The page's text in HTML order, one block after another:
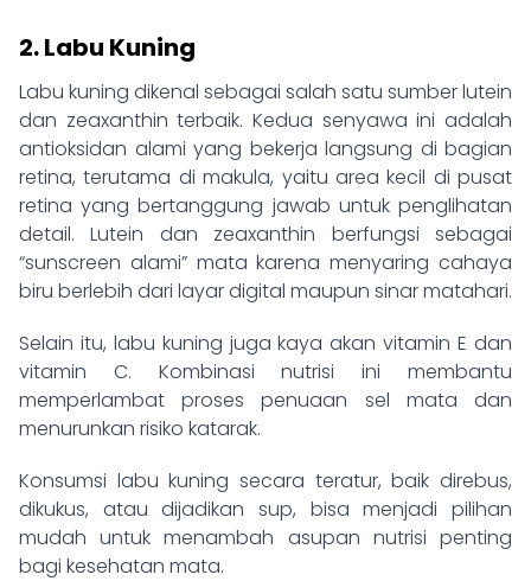
2. Labu Kuning
Labu kuning dikenal sebagai salah satu sumber lutein
dan zeaxanthin terbaik. Kedua senyawa ini adalah
antioksidan alami yang bekerja langsung di bagian
retina, terutama di makula, yaitu area kecil di pusat
retina yang bertanggung jawab untuk penglihatan
detail. Lutein dan zeaxanthin berfungsi sebagai
“sunscreen alami” mata karena menyaring cahaya
biru berlebih dari layar digital maupun sinar matahari.
Selain itu, labu kuning juga kaya akan vitamin E dan
vitamin C. Kombinasi nutrisi ini membantu
memperlambat proses penuaan sel mata dan
menurunkan risiko katarak.
Konsumsi labu kuning secara teratur, baik direbus,
dikukus, atau dijadikan sup, bisa menjadi pilihan
mudah untuk menambah asupan nutrisi penting
bagi kesehatan mata.